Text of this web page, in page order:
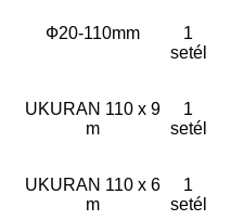
Ф20-110mm
1
setél
UKURAN 110 x 9
m
1
setél
UKURAN 110 x 6
m
1
setél